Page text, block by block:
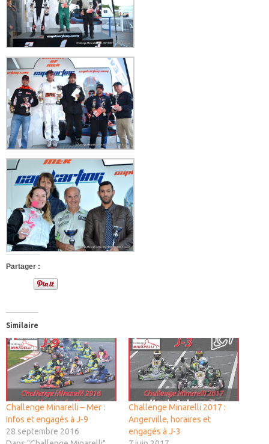
Partager :
Similaire
Challenge Minarelli – Mer :
Infos et engagés à J-9
28 septembre 2016
Challenge Minarelli 2017 :
Angerville, horaires et
engagés à J-3